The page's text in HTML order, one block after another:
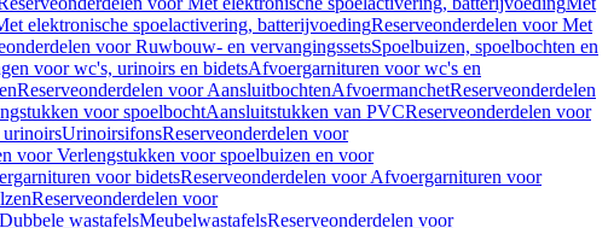
elektronische spoelactivering, batterijvoedingReserveonderdelen voor Met
voor Ruwbouw- en vervangingssetsSpoelbuizen, spoelbochten en
voor wc's, urinoirs en bidetsAfvoergarnituren voor wc's en
Reserveonderdelen voor AansluitbochtenAfvoermanchetReserveonderdelen
voor spoelbochtAansluitstukken van PVCReserveonderdelen voor
urinoirsUrinoirsifonsReserveonderdelen voor
voor Verlengstukken voor spoelbuizen en voor
voor bidetsReserveonderdelen voor Afvoergarnituren voor
Reserveonderdelen voor
wastafelsMeubelwastafelsReserveonderdelen voor